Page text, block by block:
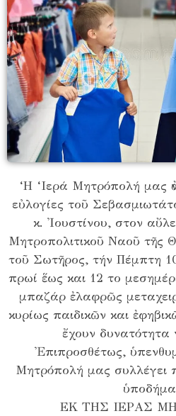
‘Η ‘Ιερά Μητρόπολή μας
εὐλογίες τοῦ
κ. Ἰουστίνου, στον
Μητροπολιτικοῦ Ναοῦ τῆς
τοῦ Σωτῆρος, τήν Πέμπτη 10
πρωί ἕως και 12 το
μπαζάρ ἐλαφρῶς
κυρίως παιδικῶν και
ἔχουν δυνατότητα
Ἐπιπροσθέτως,
Μητρόπολή μας συλλέγει
ΕΚ ΤΗΣ ΙΕΡΑΣ